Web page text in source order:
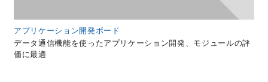
アプリケーション開発ボード
データ通信機能を使ったアプリケーション開発、モジュールの評
価に最適